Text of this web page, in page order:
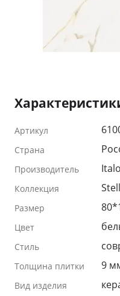
Артикул
Страна
Производитель
Коллекция
Размер
Цвет
Стиль
Толщина плитки 9
Вид изделия